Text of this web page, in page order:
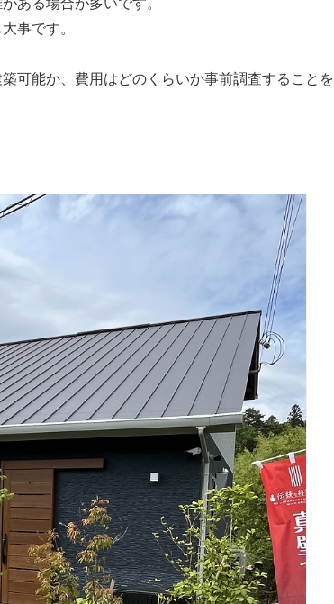
事です。
可能か、費用はどのくらいか事前調査することを